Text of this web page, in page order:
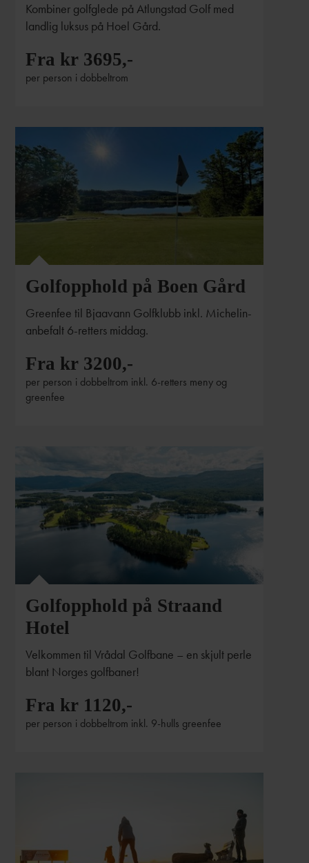
Kombiner golfglede på Atlungstad Golf med
landlig luksus på Hoel Gård.
Fra kr 3695,-
per person i dobbeltrom
Golfopphold på Boen Gård
Greenfee til Bjaavann Golfklubb inkl. Michelin-
anbefalt 6-retters middag.
Fra kr 3200,-
per person i dobbeltrom inkl. 6-retters meny og
greenfee
Golfopphold på Straand
Hotel
Velkommen til Vrådal Golfbane – en skjult perle
blant Norges golfbaner!
Fra kr 1120,-
per person i dobbeltrom inkl. 9-hulls greenfee